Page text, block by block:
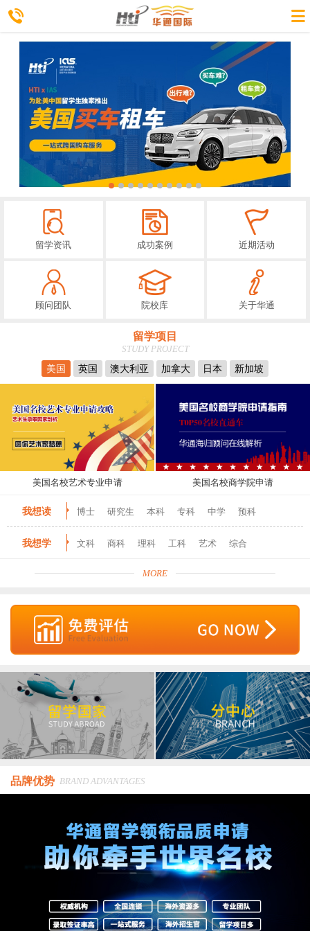
留学资讯 成功案例 近期活动
顾问团队 院校库 关于华通
留学项目
STUDY PROJECT
美国
英国 澳大利亚 加拿大 日本 新加坡
美国名校艺术专业申请 美国名校商学院申请
我想读 博士 研究生 本科 专科 中学 预科
我想学 文科 商科 理科 工科 艺术 综合
MORE
品牌优势 BRAND ADVANTAGES